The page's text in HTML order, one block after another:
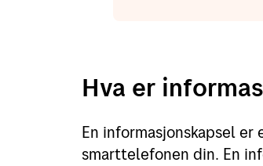
Hva er
En informasjonskapsel
smarttelefonen din. En